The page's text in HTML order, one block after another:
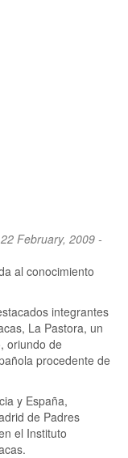
February, 2009 -
al conocimiento
integrantes
La Pastora, un
oriundo de
procedente de
y España,
de Padres
el Instituto